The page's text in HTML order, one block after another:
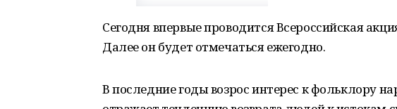
Сегодня впервые проводится Всероссийская
Далее он будет отмечаться ежегодно.
В последние годы возрос интерес к фольклору